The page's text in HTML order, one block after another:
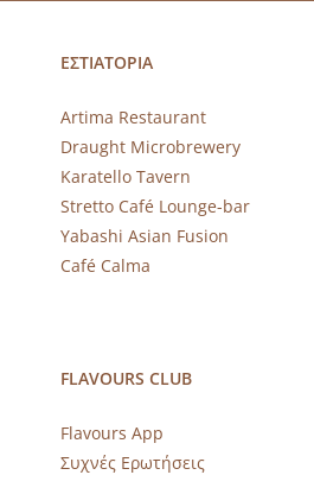
ΕΣΤΙΑΤΟΡΙΑ
Artima Restaurant
Draught Microbrewery
Karatello Tavern
Stretto Café Lounge-bar
Yabashi Asian Fusion
Café Calma
FLAVOURS CLUB
Flavours App
Συχνές Ερωτήσεις